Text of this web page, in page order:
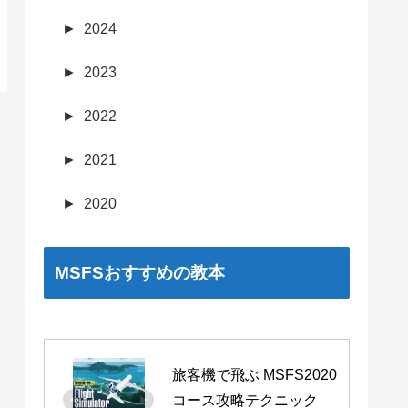
► 2024
► 2023
► 2022
► 2021
► 2020
MSFSおすすめの教本
旅客機で飛ぶ MSFS2020
コース攻略テクニック